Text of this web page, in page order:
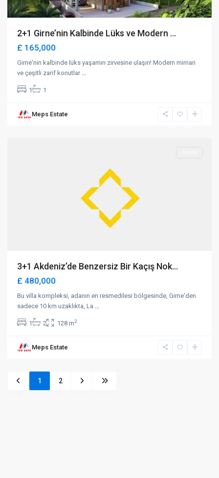
2+1 Girne’nin Kalbinde Lüks ve Modern ...
£ 165,000
Girne'nin kalbinde lüks yaşamın zirvesine ulaşın! Modern mimari
ve çeşitli zarif konutlar ...
1 1
Meps Estate
Lapta,
3+1 Akdeniz’de Benzersiz Bir Kaçış Nok...
£ 480,000
Bu villa kompleksi, adanın en resmedilesi bölgesinde, Girne'den
sadece 10 km uzaklıkta, La ...
1 2 128 m2
Meps Estate
1 2